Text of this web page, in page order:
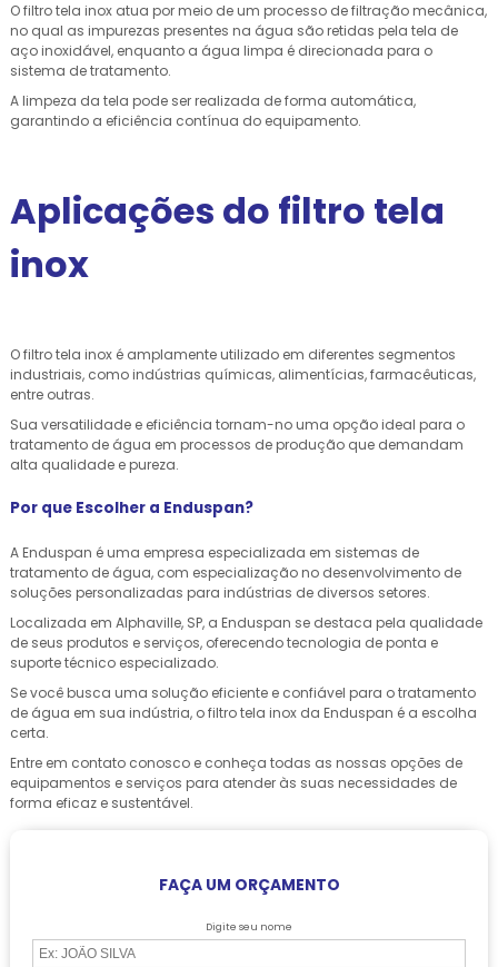
O filtro tela inox atua por meio de um processo de filtração mecânica,
no qual as impurezas presentes na água são retidas pela tela de
aço inoxidável, enquanto a água limpa é direcionada para o
sistema de tratamento.
A limpeza da tela pode ser realizada de forma automática,
garantindo a eficiência contínua do equipamento.
Aplicações do filtro tela
inox
O filtro tela inox é amplamente utilizado em diferentes segmentos
industriais, como indústrias químicas, alimentícias, farmacêuticas,
entre outras.
Sua versatilidade e eficiência tornam-no uma opção ideal para o
tratamento de água em processos de produção que demandam
alta qualidade e pureza.
Por que Escolher a Enduspan?
A Enduspan é uma empresa especializada em sistemas de
tratamento de água, com especialização no desenvolvimento de
soluções personalizadas para indústrias de diversos setores.
Localizada em Alphaville, SP, a Enduspan se destaca pela qualidade
de seus produtos e serviços, oferecendo tecnologia de ponta e
suporte técnico especializado.
Se você busca uma solução eficiente e confiável para o tratamento
de água em sua indústria, o filtro tela inox da Enduspan é a escolha
certa.
Entre em contato conosco e conheça todas as nossas opções de
equipamentos e serviços para atender às suas necessidades de
forma eficaz e sustentável.
FAÇA UM ORÇAMENTO
Digite seu nome